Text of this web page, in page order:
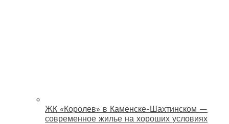
ЖК «Королев» в Каменске-Шахтинском —
современное жилье на хороших условиях